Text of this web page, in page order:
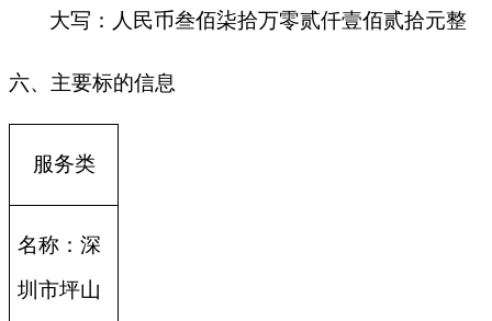
大写：人民币叁佰柒拾万零贰仟壹佰贰拾元整
六、主要标的信息
服务类
名称：深
圳市坪山